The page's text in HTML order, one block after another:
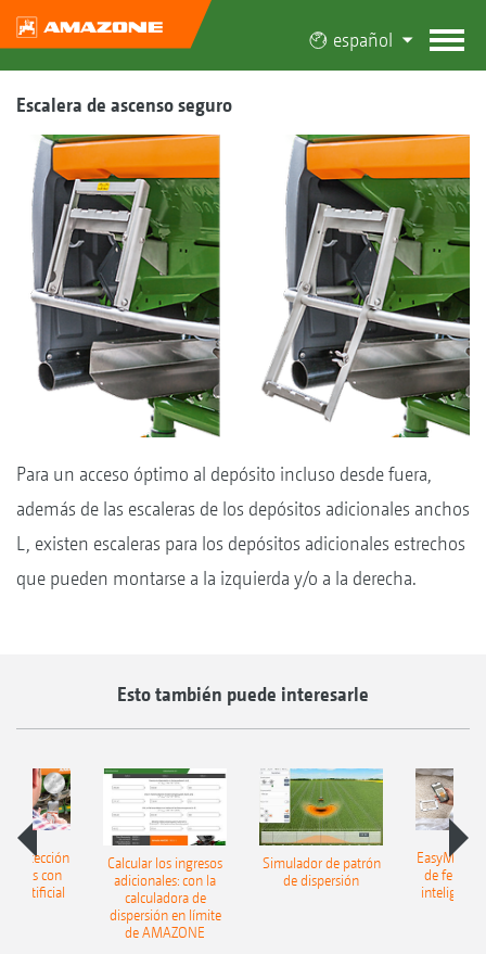
español
Escalera de ascenso seguro
Para un acceso óptimo al depósito incluso desde fuera,
además de las escaleras de los depósitos adicionales anchos
L, existen escaleras para los depósitos adicionales estrechos
que pueden montarse a la izquierda y/o a la derecha.
Esto también puede interesarle
detección
con
artificial
Calcular los ingresos
adicionales: con la
calculadora de
dispersión en límite
de AMAZONE
Simulador de patrón
de dispersión
EasyMatch:
de